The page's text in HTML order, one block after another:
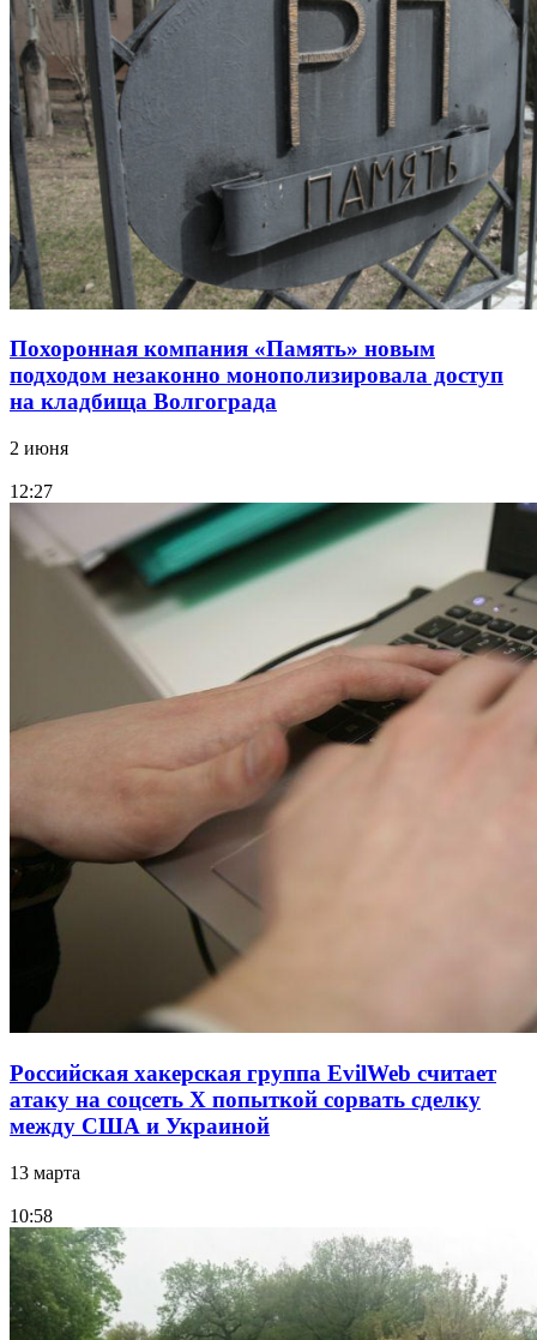
Похоронная компания «Память» новым
подходом незаконно монополизировала доступ
на кладбища Волгограда
2 июня
12:27
Российская хакерская группа EvilWeb считает
атаку на соцсеть Х попыткой сорвать сделку
между США и Украиной
13 марта
10:58